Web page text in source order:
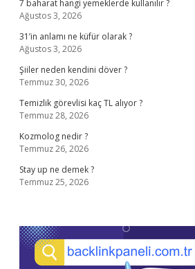
7 baharat hangi yemeklerde kullanılır ?
Ağustos 3, 2026
31’in anlamı ne küfür olarak ?
Ağustos 3, 2026
Şiiler neden kendini döver ?
Temmuz 30, 2026
Temizlik görevlisi kaç TL alıyor ?
Temmuz 28, 2026
Kozmolog nedir ?
Temmuz 26, 2026
Stay up ne demek ?
Temmuz 25, 2026